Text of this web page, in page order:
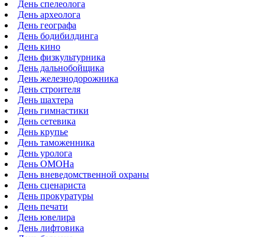
День спелеолога
День археолога
День географа
День бодибилдинга
День кино
День физкультурника
День дальнобойщика
День железнодорожника
День строителя
День шахтера
День гимнастики
День сетевика
День крупье
День таможенника
День уролога
День ОМОНа
День вневедомственной охраны
День сценариста
День прокуратуры
День печати
День ювелира
День лифтовика